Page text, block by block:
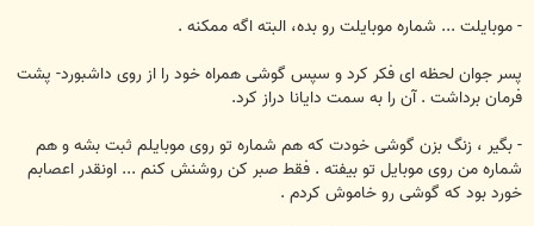
- موبایلت ... شماره موبایلت رو بده، البته اگه ممکنه .
پسر جوان لحظه ای فکر کرد و سپس گوشی همراه خود را از روی داشبورد- پشت
فرمان برداشت . آن را به سمت دایانا دراز کرد.
- بگیر ، زنگ بزن گوشی خودت که هم شماره تو روی موبایلم ثبت بشه و هم
شماره من روی موبایل تو بیفته . فقط صبر کن روشنش کنم ... اونقدر اعصابم
خورد بود که گوشی رو خاموش کردم .